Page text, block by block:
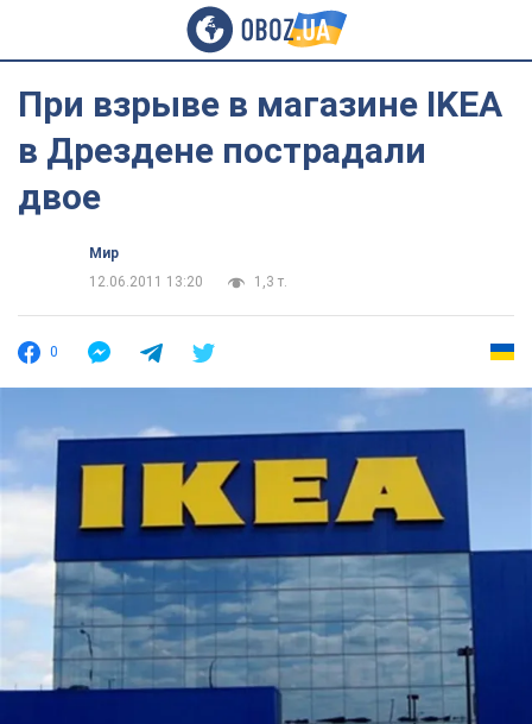
При взрыве в магазине IKEA
в Дрездене пострадали
двое
Мир
12.06.2011 13:20
1,3 т.
0